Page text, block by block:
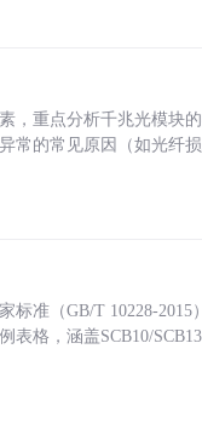
，重点分析千兆光模块
常的常见原因（如光纤
准（GB/T 10228-
格，涵盖SCB10/